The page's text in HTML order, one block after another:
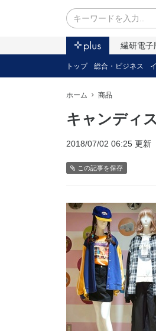
繊研電子
トップ 総合・ビジネス
ホーム 商品
キャンディ
2018/07/02 06:25 更新
この記事を保存